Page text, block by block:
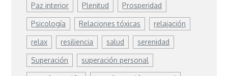
Paz interior Plenitud Prosperidad
Psicología Relaciones tóxicas relajación
relax resiliencia salud serenidad
Superación superación personal